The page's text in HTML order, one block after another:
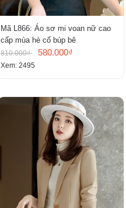
Mã L866: Áo sơ mi voan nữ cao
cấp mùa hè cổ búp bê
810.000₫ 580.000₫
Xem: 2495